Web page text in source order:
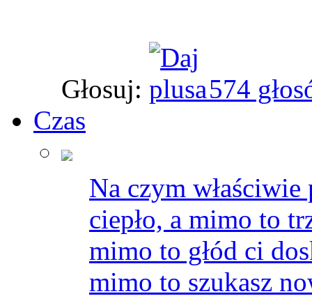
Głosuj:
574
Czas
Na czym właściwie
ciepło, a mimo to
mimo to głód ci
mimo to szukasz